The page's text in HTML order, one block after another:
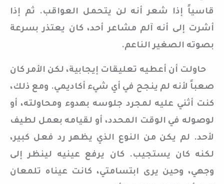
قاسياً إذا شعر أنه لن يتحمل العواقب. ثم إذا
أشرت إلى أنه آلم مشاعر أحد، كان يعتذر بسرعة
بصوته الصغير الناعم.
حاولت أن أعطيه تعليقات إيجابية، لكن الأمر كان
صعباً لأنه لم ينجح في أي شيء أكاديمي. ومع ذلك،
كنت أثني عليه لمجرد جلوسه بهدوء ومحاولته، أو
لوصوله في الوقت المحدد، أو لقيامه بعمل لطيف
لأحد. لم يكن من النوع الذي يظهر رد فعل كبير،
لكنه كان يستجيب. كان يرفع عينيه لينظر إلى
وجهي، وحين يرى ابتسامتي، كانت عيناه تلمعان